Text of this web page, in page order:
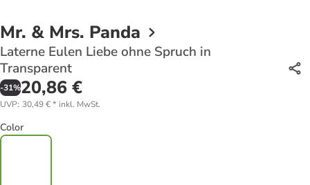
Mr. & Mrs. Panda
Laterne Eulen Liebe ohne Spruch in
Transparent
-31%20,86 €
UVP: 30,49 €* inkl. MwSt.
Color